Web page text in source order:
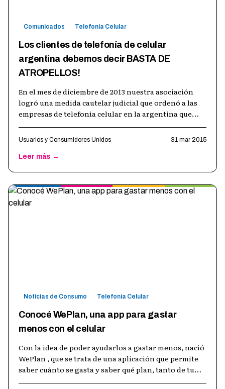
Comunicados Telefonía Celular
Los clientes de telefonía de celular
argentina debemos decir BASTA DE
ATROPELLOS!
En el mes de diciembre de 2013 nuestra asociación
logró una medida cautelar judicial que ordenó a las
empresas de telefonía celular en la argentina que
Usuarios y Consumidores Unidos 31 mar 2015
Leer más →
Noticias de Consumo Telefonía Celular
Conocé WePlan, una app para gastar
menos con el celular
Con la idea de poder ayudarlos a gastar menos, nació
WePlan , que se trata de una aplicación que permite
saber cuánto se gasta y saber qué plan, tanto de tu